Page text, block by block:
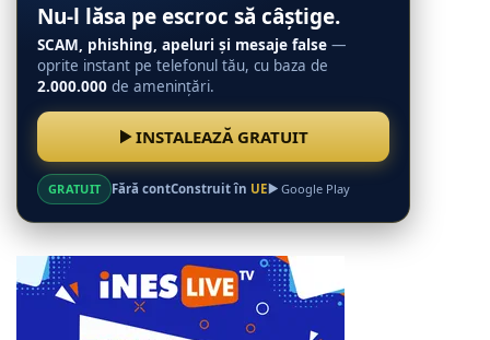
Nu-l lăsa pe escroc să câștige.
SCAM, phishing, apeluri și mesaje false —
oprite instant pe telefonul tău, cu baza de
2.000.000 de amenințări.
INSTALEAZĂ GRATUIT
GRATUIT Fără contConstruit în UE Google Play